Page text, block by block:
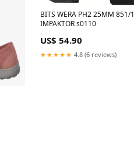
BITS WERA PH2 25MM 851/1
IMPAKTOR s0110
US$ 54.90
★★★★★ 4.8 (6 reviews)